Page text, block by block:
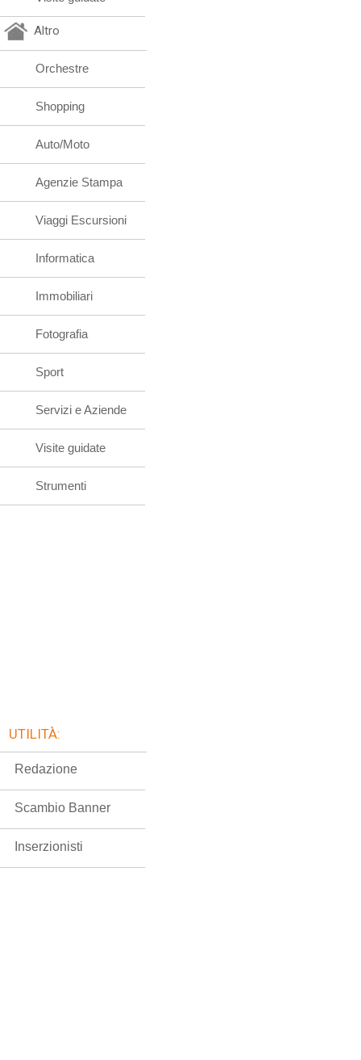
Altro
Orchestre
Shopping
Auto/Moto
Agenzie Stampa
Viaggi Escursioni
Informatica
Immobiliari
Fotografia
Sport
Servizi e Aziende
Visite guidate
Strumenti
UTILITÀ:
Redazione
Scambio Banner
Inserzionisti